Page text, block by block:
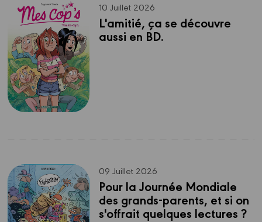
10 Juillet 2026
L'amitié, ça se découvre
aussi en BD.
09 Juillet 2026
Pour la Journée Mondiale
des grands-parents, et si on
s'offrait quelques lectures ?